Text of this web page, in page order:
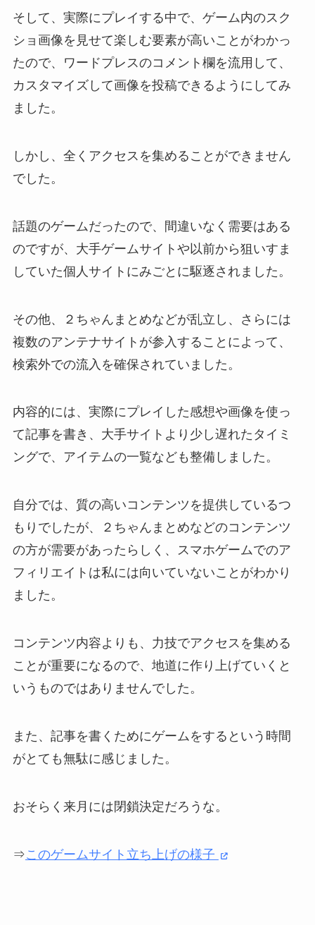
そして、実際にプレイする中で、ゲーム内のスク
ショ画像を見せて楽しむ要素が高いことがわかっ
たので、ワードプレスのコメント欄を流用して、
カスタマイズして画像を投稿できるようにしてみ
ました。
しかし、全くアクセスを集めることができません
でした。
話題のゲームだったので、間違いなく需要はある
のですが、大手ゲームサイトや以前から狙いすま
していた個人サイトにみごとに駆逐されました。
その他、２ちゃんまとめなどが乱立し、さらには
複数のアンテナサイトが参入することによって、
検索外での流入を確保されていました。
内容的には、実際にプレイした感想や画像を使っ
て記事を書き、大手サイトより少し遅れたタイミ
ングで、アイテムの一覧なども整備しました。
自分では、質の高いコンテンツを提供しているつ
もりでしたが、２ちゃんまとめなどのコンテンツ
の方が需要があったらしく、スマホゲームでのア
フィリエイトは私には向いていないことがわかり
ました。
コンテンツ内容よりも、力技でアクセスを集める
ことが重要になるので、地道に作り上げていくと
いうものではありませんでした。
また、記事を書くためにゲームをするという時間
がとても無駄に感じました。
おそらく来月には閉鎖決定だろうな。
⇒このゲームサイト立ち上げの様子